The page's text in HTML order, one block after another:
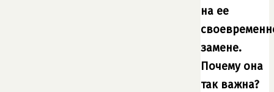
на ее
замене.
Почему она
так важна?